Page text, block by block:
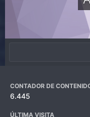
CONTADOR DE
6.445
ÚLTIMA VISITA